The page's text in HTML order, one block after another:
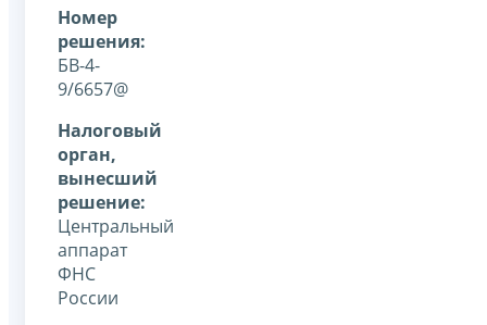
Номер
решения:
БВ-4-
9/6657@
Налоговый
орган,
вынесший
решение:
Центральный
аппарат
ФНС
России